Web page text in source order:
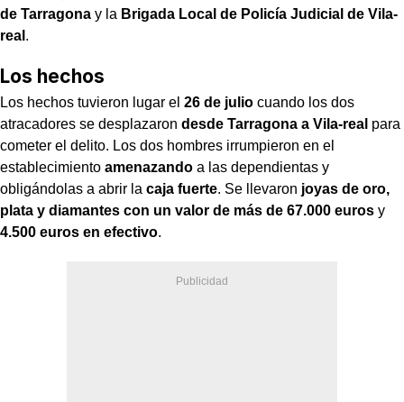
de Tarragona y la Brigada Local de Policía Judicial de Vila-
real .
Los hechos
Los hechos tuvieron lugar el 26 de julio cuando los dos
atracadores se desplazaron desde Tarragona a Vila-real para
cometer el delito. Los dos hombres irrumpieron en el
establecimiento amenazando a las dependientas y
obligándolas a abrir la caja fuerte. Se llevaron joyas de oro,
plata y diamantes con un valor de más de 67.000 euros y
4.500 euros en efectivo.